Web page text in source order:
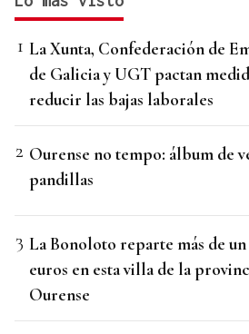
La Xunta, Confederación de
de Galicia y UGT pactan
reducir las bajas laborales
Ourense no tempo: álbum de
pandillas
La Bonoloto reparte más de
euros en esta villa de la
Ourense